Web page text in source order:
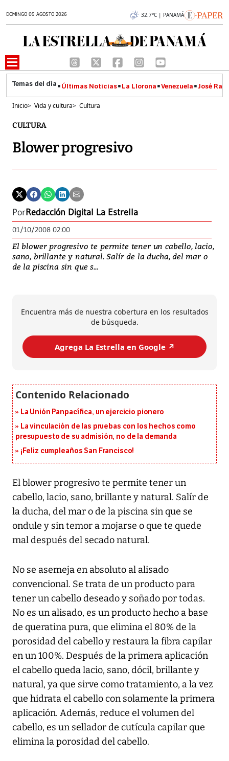
DOMINGO 09 AGOSTO 2026 32.7°C | PANAMÁ
Últimas Noticias La Llorona Venezuela José
Inicio> Vida y cultura> Cultura
CULTURA
Blower progresivo
PorRedacción Digital La Estrella
01/10/2008 02:00
El blower progresivo te permite tener un cabello, lacio,
sano, brillante y natural. Salír de la ducha, del mar o
de la piscina sin que s...
Encuentra más de nuestra cobertura en los resultados
de búsqueda.
Agrega La Estrella en Google ↗️
La Unión Panpacífica, un ejercicio pionero
La vinculación de las pruebas con los hechos como
presupuesto de su admisión, no de la demanda
¡Feliz cumpleaños San Francisco!
El blower progresivo te permite tener un
cabello, lacio, sano, brillante y natural. Salír de
la ducha, del mar o de la piscina sin que se
ondule y sin temor a mojarse o que te quede
mal después del secado natural.
No se asemeja en absoluto al alisado
convencional. Se trata de un producto para
tener un cabello deseado y soñado por todas.
No es un alisado, es un producto hecho a base
de queratina pura, que elimina el 80% de la
porosidad del cabello y restaura la fibra capilar
en un 100%. Después de la primera aplicación
el cabello queda lacio, sano, dócil, brillante y
natural, ya que sirve como tratamiento, a la vez
que hidrata el cabello con solamente la primera
aplicación. Además, reduce el volumen del
cabello, es un sellador de cutícula capilar que
elimina la porosidad del cabello.